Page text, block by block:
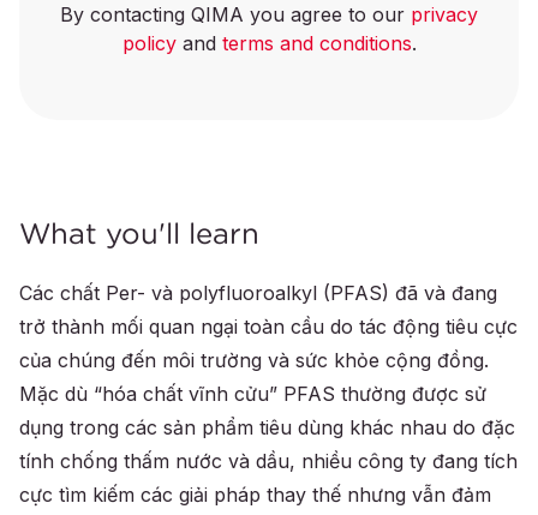
By contacting QIMA you agree to our privacy
policyand terms and conditions.
What you'll learn
Các chất Per- và polyfluoroalkyl (PFAS) đã và đang
trở thành mối quan ngại toàn cầu do tác động tiêu cực
của chúng đến môi trường và sức khỏe cộng đồng.
Mặc dù “hóa chất vĩnh cửu” PFAS thường được sử
dụng trong các sản phẩm tiêu dùng khác nhau do đặc
tính chống thấm nước và dầu, nhiều công ty đang tích
cực tìm kiếm các giải pháp thay thế nhưng vẫn đảm